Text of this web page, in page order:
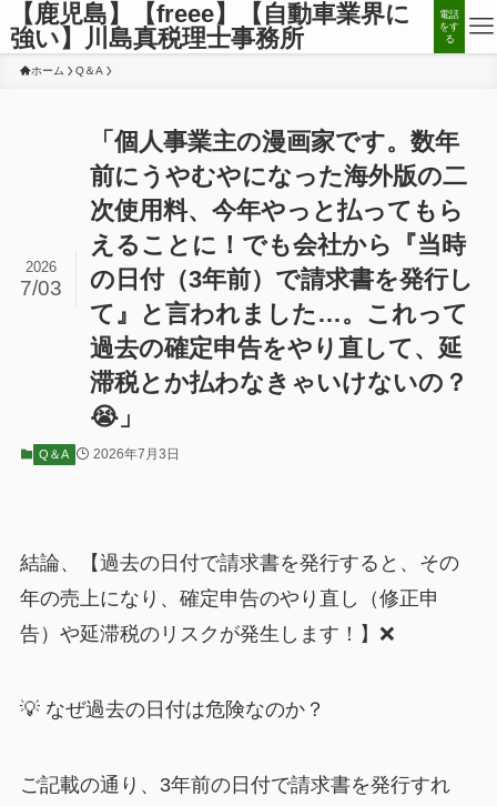
【鹿児島】【freee】【自動車業界に
強い】川島真税理士事務所
電話
をす
る
ホーム Q＆A
「個人事業主の漫画家です。数年
前にうやむやになった海外版の二
次使用料、今年やっと払ってもら
えることに！でも会社から『当時
の日付（3年前）で請求書を発行し
て』と言われました…。これって
過去の確定申告をやり直して、延
滞税とか払わなきゃいけないの？
😭」
2026
7/03
Q＆A 2026年7月3日
結論、【過去の日付で請求書を発行すると、その
年の売上になり、確定申告のやり直し（修正申
告）や延滞税のリスクが発生します！】❌
💡 なぜ過去の日付は危険なのか？
ご記載の通り、3年前の日付で請求書を発行すれ